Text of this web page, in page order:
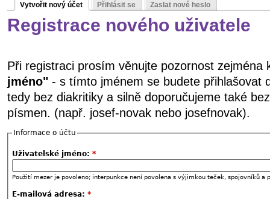
Vytvořit nový účet Přihlásit se Zaslat nové heslo
Registrace nového uživatele
Při registraci prosím věnujte pozornost zejména
jméno" - s tímto jménem se budete přihlašovat
tedy bez diakritiky a silně doporučujeme také
písmen. (např. josef-novak nebo josefnovak).
Informace o účtu
Uživatelské jméno: *
Použití mezer je povoleno; interpunkce není povolena s výjimkou teček, spojovníků a
E-mailová adresa: *